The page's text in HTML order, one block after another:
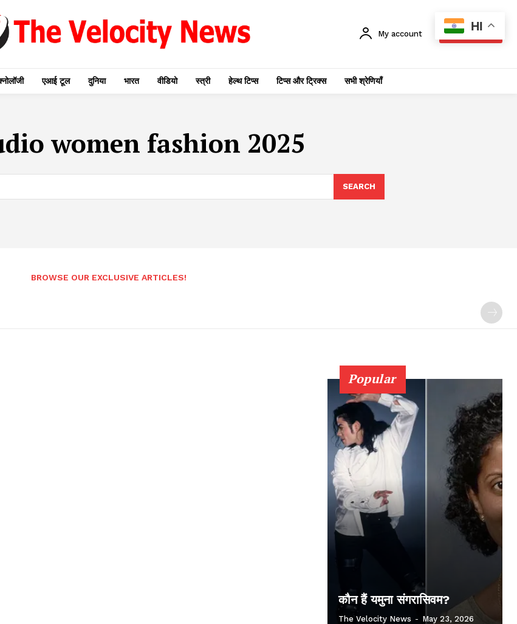
My account SUBSCRIBE
एआई टूल दुनिया भारत वीडियो स्त्री हेल्थ टिप्स टिप्स और ट्रिक्स सभी श्रेणियाँ
women fashion 2025
SEARCH
BROWSE OUR EXCLUSIVE ARTICLES!
Popular
कौन हैं यमुना संगरासिवम?
The Velocity News - May 23, 2026
HI